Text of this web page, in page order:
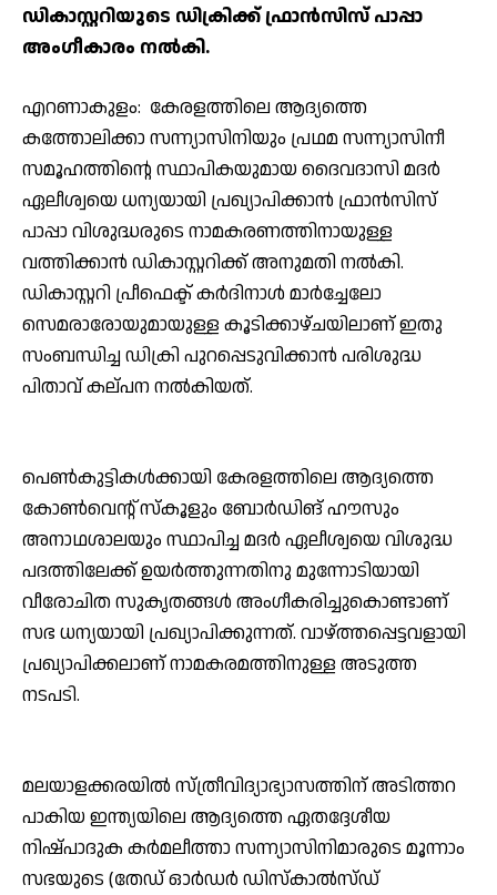
ഡികാസ്റ്ററിയുടെ ഡിക്രിക്ക് ഫ്രാന്‍സിസ് പാപ്പാ
അംഗീകാരം നല്‍കി.
എറണാകുളം: കേരളത്തിലെ ആദ്യത്തെ
കത്തോലിക്കാ സന്ന്യാസിനിയും പ്രഥമ സന്ന്യാസിനീ
സമൂഹത്തിന്റെ സ്ഥാപികയുമായ ദൈവദാസി മദര്‍
ഏലീശ്വയെ ധന്യയായി പ്രഖ്യാപിക്കാന്‍ ഫ്രാന്‍സിസ്
പാപ്പാ വിശുദ്ധരുടെ നാമകരണത്തിനായുള്ള
വത്തിക്കാന്‍ ഡികാസ്റ്ററിക്ക് അനുമതി നല്‍കി.
ഡികാസ്റ്ററി പ്രീഫെക്ട് കര്‍ദിനാള്‍ മാര്‍ച്ചേലോ
സെമരാരോയുമായുള്ള കൂടിക്കാഴ്ചയിലാണ് ഇതു
സംബന്ധിച്ച ഡിക്രി പുറപ്പെടുവിക്കാന്‍ പരിശുദ്ധ
പിതാവ് കല്പന നല്‍കിയത്.
പെണ്‍കുട്ടികള്‍ക്കായി കേരളത്തിലെ ആദ്യത്തെ
കോണ്‍വെന്റ് സ്‌കൂളും ബോര്‍ഡിങ് ഹൗസും
അനാഥശാലയും സ്ഥാപിച്ച മദര്‍ ഏലീശ്വയെ വിശുദ്ധ
പദത്തിലേക്ക് ഉയര്‍ത്തുന്നതിനു മുന്നോടിയായി
വീരോചിത സുകൃതങ്ങള്‍ അംഗീകരിച്ചുകൊണ്ടാണ്
സഭ ധന്യയായി പ്രഖ്യാപിക്കുന്നത്. വാഴ്ത്തപ്പെട്ടവളായി
പ്രഖ്യാപിക്കലാണ് നാമകരമത്തിനുള്ള അടുത്ത
നടപടി.
മലയാളക്കരയില്‍ സ്ത്രീവിദ്യാഭ്യാസത്തിന് അടിത്തറ
പാകിയ ഇന്ത്യയിലെ ആദ്യത്തെ ഏതദ്ദേശീയ
നിഷ്പാദുക കര്‍മലീത്താ സന്ന്യാസിനിമാരുടെ മൂന്നാം
സഭയുടെ (തേഡ് ഓര്‍ഡര്‍ ഡിസ്‌കാല്‍സ്ഡ്